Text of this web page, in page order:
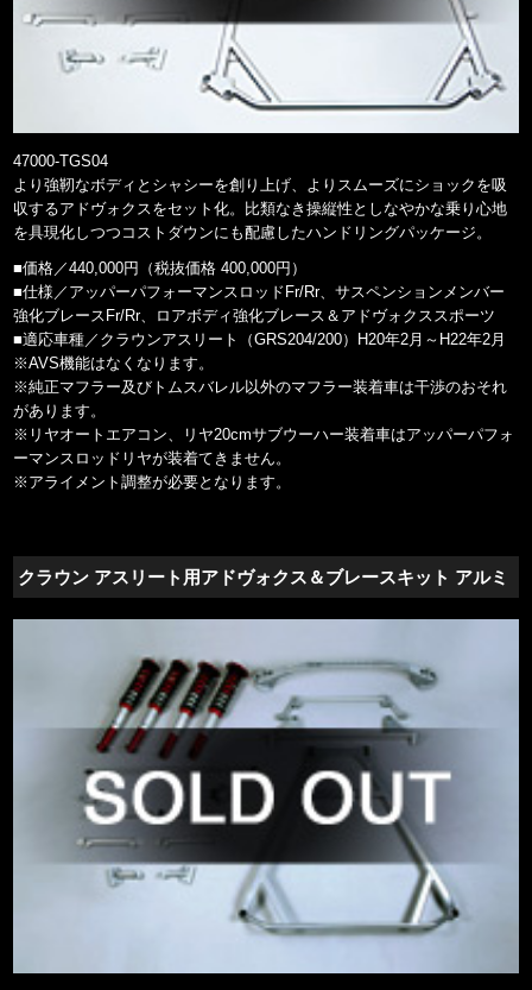
47000-TGS04
より強靭なボディとシャシーを創り上げ、よりスムーズにショックを吸
収するアドヴォクスをセット化。比類なき操縦性としなやかな乗り心地
を具現化しつつコストダウンにも配慮したハンドリングパッケージ。
■価格／440,000円（税抜価格 400,000円）
■仕様／アッパーパフォーマンスロッドFr/Rr、サスペンションメンバー
強化ブレースFr/Rr、ロアボディ強化ブレース＆アドヴォクススポーツ
■適応車種／クラウンアスリート（GRS204/200）H20年2月～H22年2月
※AVS機能はなくなります。
※純正マフラー及びトムスバレル以外のマフラー装着車は干渉のおそれ
があります。
※リヤオートエアコン、リヤ20cmサブウーハー装着車はアッパーパフォ
ーマンスロッドリヤが装着てきません。
※アライメント調整が必要となります。
クラウン アスリート用アドヴォクス＆ブレースキット アルミ